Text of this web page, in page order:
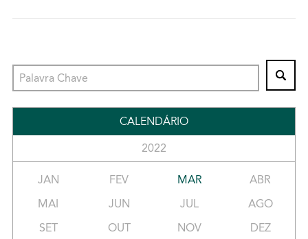
CALENDÁRIO
2022
JAN FEV MAR
ABR
MAI
JUN JUL
AGO
SET
OUT NOV DEZ